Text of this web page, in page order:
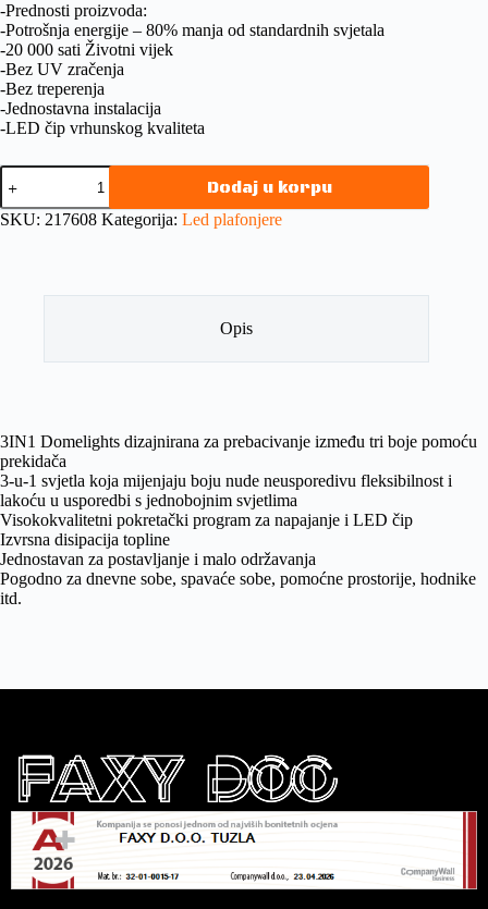
-Prednosti proizvoda:
-Potrošnja energije – 80% manja od standardnih svjetala
-20 000 sati Životni vijek
-Bez UV zračenja
-Bez treperenja
-Jednostavna instalacija
-LED čip vrhunskog kvaliteta
Dodaj u korpu
SKU: 217608 Kategorija: Led plafonjere
Opis
3IN1 Domelights dizajnirana za prebacivanje između tri boje pomoću
prekidača
3-u-1 svjetla koja mijenjaju boju nude neusporedivu fleksibilnost i
lakoću u usporedbi s jednobojnim svjetlima
Visokokvalitetni pokretački program za napajanje i LED čip
Izvrsna disipacija topline
Jednostavan za postavljanje i malo održavanja
Pogodno za dnevne sobe, spavaće sobe, pomoćne prostorije, hodnike
itd.